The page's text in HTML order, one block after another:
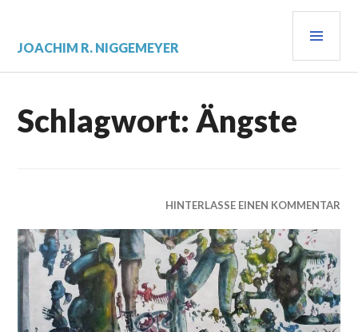
springen
JOACHIM R. NIGGEMEYER
Schlagwort: Ängste
HINTERLASSE EINEN KOMMENTAR